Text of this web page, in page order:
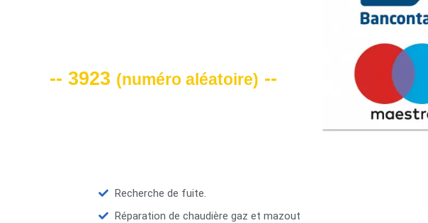
-- 3923 (numéro aléatoire) --
Recherche de fuite.
Réparation de chaudière gaz et mazout